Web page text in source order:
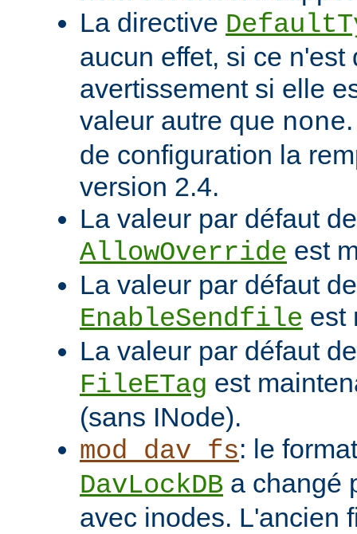
La directive
aucun effet, si ce n'est
avertissement si elle
valeur autre que none
de configuration la
version 2.4.
La valeur par défaut
AllowOverride est
La valeur par défaut
EnableSendfile est
La valeur par défaut
FileETag est
(sans INode).
mod_dav_fs: le
DavLockDB a changé
avec inodes. L'ancien